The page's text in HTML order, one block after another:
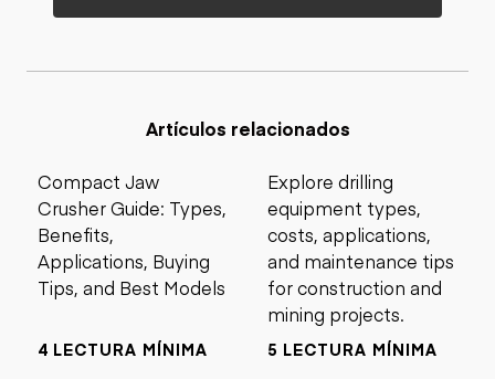
Artículos relacionados
Compact Jaw
Crusher Guide: Types,
Benefits,
Applications, Buying
Tips, and Best Models
4 LECTURA MÍNIMA
Explore drilling
equipment types,
costs, applications,
and maintenance tips
for construction and
mining projects.
5 LECTURA MÍNIMA